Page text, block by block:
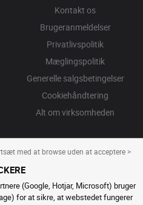
Kontakt os
Brugeranmeldelser
Privatlivspolitik
Mæglingspolitik
Generelle salgsbetingelser
Cookiehåndtering
Alt om virksomheden
med at browse uden at acceptere >
(Google, Hotjar, Microsoft) bruger
for at sikre, at webstedet fungerer